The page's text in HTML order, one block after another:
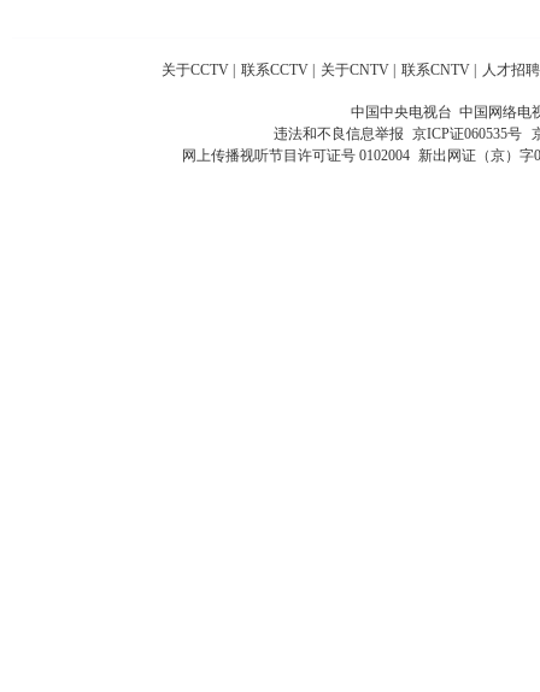
关于CCTV 联系CCTV 关于CNTV 联系CNTV 人才招聘
中国中央电视台 中国网络电
违法和不良信息举报 京ICP证060535号
网上传播视听节目许可证号 0102004 新出网证（京）